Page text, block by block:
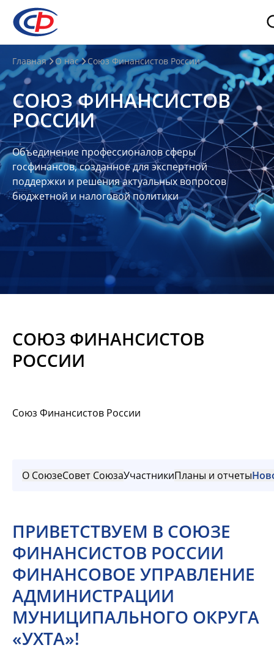
О
нас
О
СФР
Совет
Союза
Участники
Планы
отчеты
Контакты
Материалы
Главная О нас Союз Финансистов России
СОЮЗ ФИНАНСИСТОВ
РОССИИ
Объединение профессионалов сферы
госфинансов, созданное для экспертной
поддержки и решения актуальных вопросов
бюджетной и налоговой политики
СОЮЗ ФИНАНСИСТОВ
РОССИИ
Союз Финансистов России
О СоюзеСовет СоюзаУчастникиПланы и отчеты
ПРИВЕТСТВУЕМ В СОЮЗЕ
ФИНАНСИСТОВ РОССИИ
ФИНАНСОВОЕ УПРАВЛЕНИЕ
АДМИНИСТРАЦИИ
МУНИЦИПАЛЬНОГО ОКРУГА
«УХТА»!